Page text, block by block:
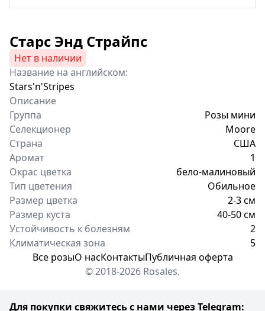
Старс Энд Страйпс
Нет в наличии
Название на английском:
Stars'n'Stripes
Описание
Группа
Розы мини
Селекционер
Moore
Страна
США
Аромат
1
Окрас цветка
бело-малиновый
Тип цветения
Обильное
Размер цветка
2-3 см
Размер куста
40-50 см
Устойчивость к болезням
2
Климатическая зона
5
Для покупки свяжитесь с нами через Telegram:
Все розыО насКонтактыПубличная оферта
© 2018-2026 Rosales.